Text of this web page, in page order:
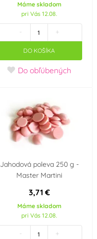
Máme skladom
pri Vás 12.08.
- +
DO KOŠÍKA
Do obľúbených
Jahodová poleva 250 g -
Master Martini
3,71 €
Máme skladom
pri Vás 12.08.
- +